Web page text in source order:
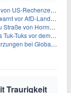
Boom
AfD-Landesregierung
Hormus fast fertig
Tuks vor dem Aus?
Globaler Gesundheit
Traurigkeit